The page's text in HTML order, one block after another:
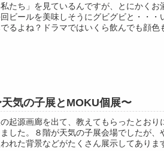
たち」を見ているんですが、とにかくお
ビールを美味しそうにグビグビと・・・
るよね？ドラマではいくら飲んでも顔色
気の子展とMOKU個展〜
起源画廊を出て、教えてもらったとおり
した。８階が天気の子展会場でしたが、
れた背景などがたくさん展示してありま